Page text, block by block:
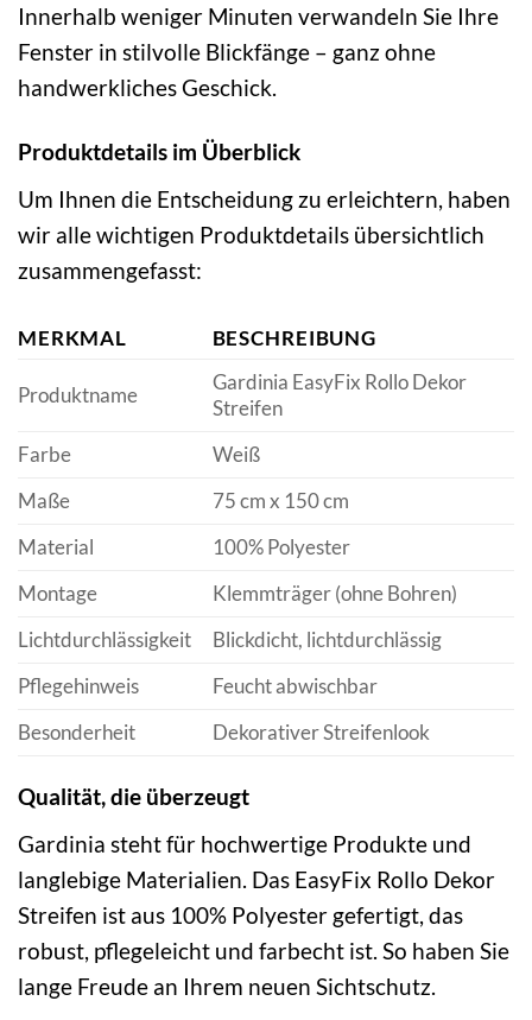
Innerhalb weniger Minuten verwandeln Sie Ihre
Fenster in stilvolle Blickfänge – ganz ohne
handwerkliches Geschick.
Produktdetails im Überblick
Um Ihnen die Entscheidung zu erleichtern, haben
wir alle wichtigen Produktdetails übersichtlich
zusammengefasst:
MERKMAL BESCHREIBUNG
Produktname
Gardinia EasyFix Rollo Dekor
Streifen
Farbe
Weiß
Maße
75 cm x 150 cm
Material
100% Polyester
Montage
Klemmträger (ohne Bohren)
Lichtdurchlässigkeit
Blickdicht, lichtdurchlässig
Pflegehinweis
Feucht abwischbar
Besonderheit
Dekorativer Streifenlook
Qualität, die überzeugt
Gardinia steht für hochwertige Produkte und
langlebige Materialien. Das EasyFix Rollo Dekor
Streifen ist aus 100% Polyester gefertigt, das
robust, pflegeleicht und farbecht ist. So haben Sie
lange Freude an Ihrem neuen Sichtschutz.